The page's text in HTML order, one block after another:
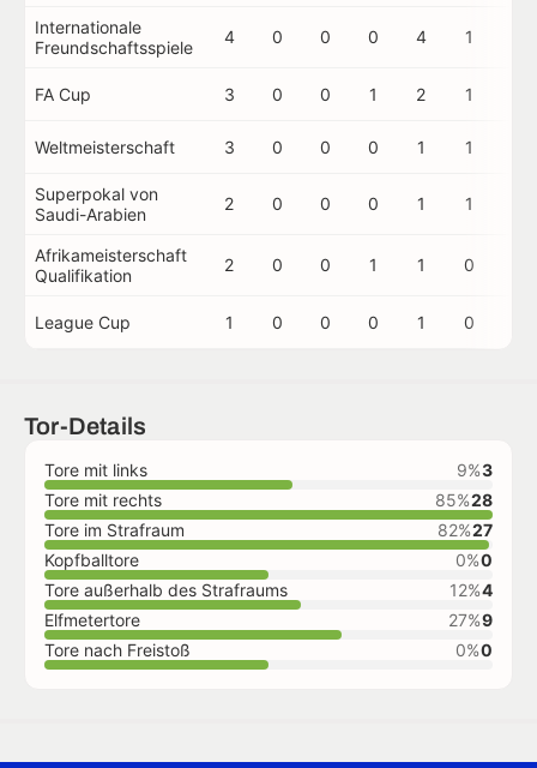
Internationale
Freundschaftsspiele
4 0 0 0 4 1
FA Cup 3 0 0 1 2 1
Weltmeisterschaft 3 0 0 0 1 1
Superpokal von
Saudi-Arabien
2 0 0 0 1 1
Afrikameisterschaft
Qualifikation
2 0 0 1 1 0
League Cup 1 0 0 0 1 0
Tor-Details
Tore mit links 9%3
Tore mit rechts
85%28
Tore im Strafraum
82%27
Kopfballtore
0%0
Tore außerhalb des Strafraums
12%4
Elfmetertore
27%9
Tore nach Freistoß
0%0